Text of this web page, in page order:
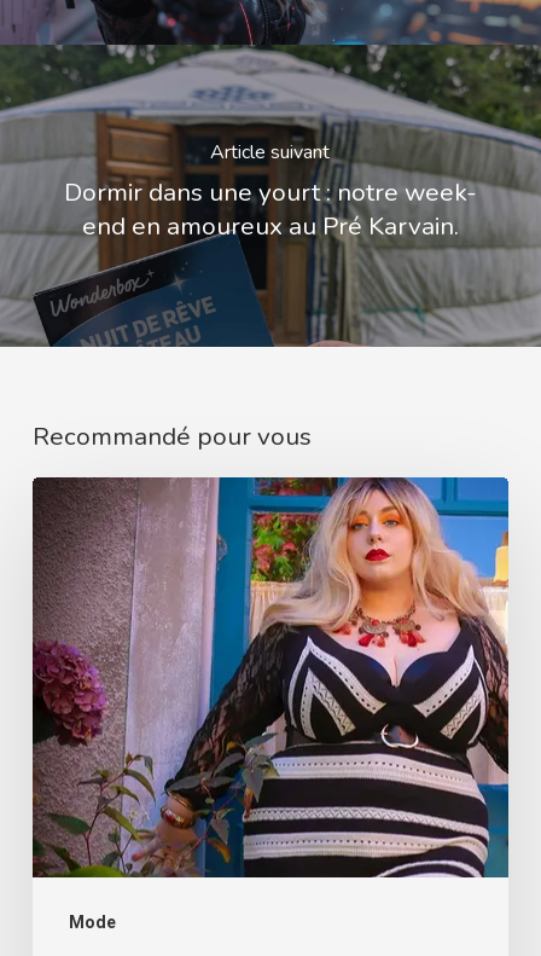
Article suivant
Dormir dans une yourt : notre week-
end en amoureux au Pré Karvain.
Recommandé pour vous
Mode
Qui
a
dit
que
les
rayures
horizontales
sont
interdites
aux
rondes